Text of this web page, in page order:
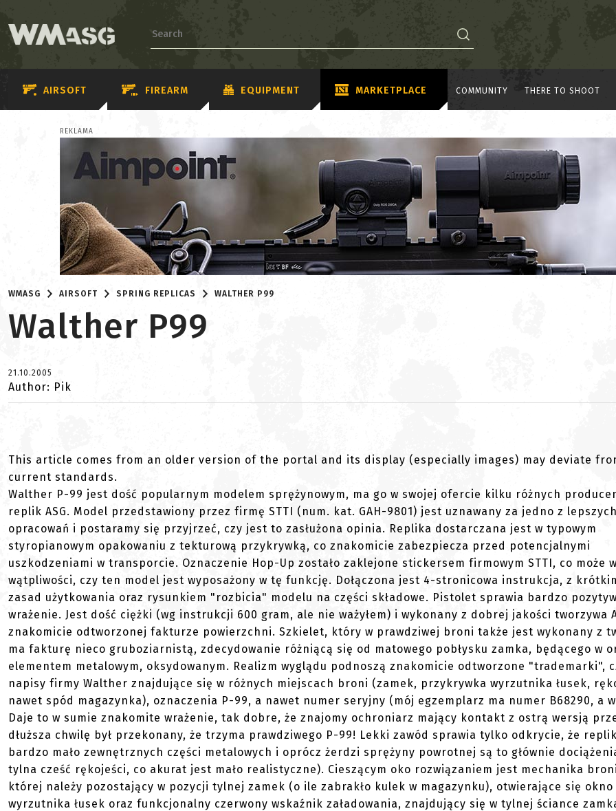
AIRSOFT FIREARM EQUIPMENT MARKETPLACE COMMUNITY THERE TO SHOOT
REKLAMA
WMASG AIRSOFT SPRING REPLICAS WALTHER P99
Walther P99
21.10.2005
Author: Pik
This article comes from an older version of the portal and its display (especially images) may deviate
current standards.
Walther P-99 jest dość popularnym modelem sprężynowym, ma go w swojej ofercie kilku różnych
replik ASG. Model przedstawiony przez firmę STTI (num. kat. GAH-9801) jest uznawany za jedno z lepszych
opracowań i postaramy się przyjrzeć, czy jest to zasłużona opinia. Replika dostarczana jest w typowym
styropianowym opakowaniu z tekturową przykrywką, co znakomicie zabezpiecza przed potencjalnymi
uszkodzeniami w transporcie. Oznaczenie Hop-Up zostało zaklejone stickersem firmowym STTI, co może
wątpliwości, czy ten model jest wyposażony w tę funkcję. Dołączona jest 4-stronicowa instrukcja, z
zasad użytkowania oraz rysunkiem "rozbicia" modelu na części składowe. Pistolet sprawia bardzo
wrażenie. Jest dość ciężki (wg instrukcji 600 gram, ale nie ważyłem) i wykonany z dobrej jakości tworzywa
znakomicie odtworzonej fakturze powierzchni. Szkielet, który w prawdziwej broni także jest wykonany z
ma fakturę nieco gruboziarnistą, zdecydowanie różniącą się od matowego pobłysku zamka, będącego w
elementem metalowym, oksydowanym. Realizm wyglądu podnoszą znakomicie odtworzone "trademarki",
napisy firmy Walther znajdujące się w różnych miejscach broni (zamek, przykrywka wyrzutnika łusek,
nawet spód magazynka), oznaczenia P-99, a nawet numer seryjny (mój egzemplarz ma numer B68290, a
Daje to w sumie znakomite wrażenie, tak dobre, że znajomy ochroniarz mający kontakt z ostrą wersją
dłuższa chwilę był przekonany, że trzyma prawdziwego P-99! Lekki zawód sprawia tylko odkrycie, że
bardzo mało zewnętrznych części metalowych i oprócz żerdzi sprężyny powrotnej są to głównie
tylna cześć rękojeści, co akurat jest mało realistyczne). Cieszącym oko rozwiązaniem jest mechanika
której należy pozostający w pozycji tylnej zamek (o ile zabrakło kulek w magazynku), otwierające się okno
wyrzutnika łusek oraz funkcjonalny czerwony wskaźnik załadowania, znajdujący się w tylnej ściance